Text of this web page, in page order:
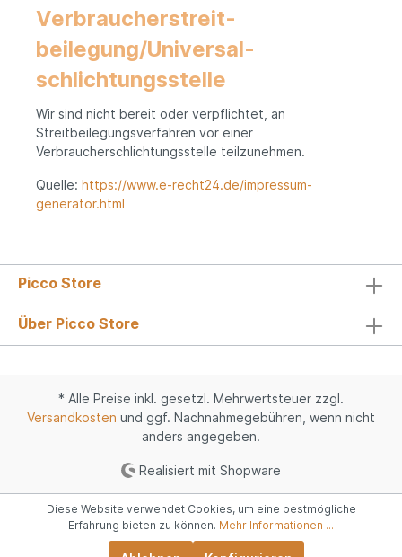
Verbraucher­streit­
beilegung/Universal­
schlichtungs­stelle
Wir sind nicht bereit oder verpflichtet, an
Streitbeilegungsverfahren vor einer
Verbraucherschlichtungsstelle teilzunehmen.
Quelle: https://www.e-recht24.de/impressum-
generator.html
Picco Store
Über Picco Store
* Alle Preise inkl. gesetzl. Mehrwertsteuer zzgl.
Versandkosten und ggf. Nachnahmegebühren, wenn nicht
anders angegeben.
Realisiert mit Shopware
Diese Website verwendet Cookies, um eine bestmögliche
Erfahrung bieten zu können. Mehr Informationen ...